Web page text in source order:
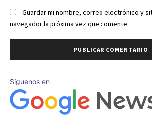
Guardar mi nombre, correo electrónico y
navegador la próxima vez que comente.
Síguenos en